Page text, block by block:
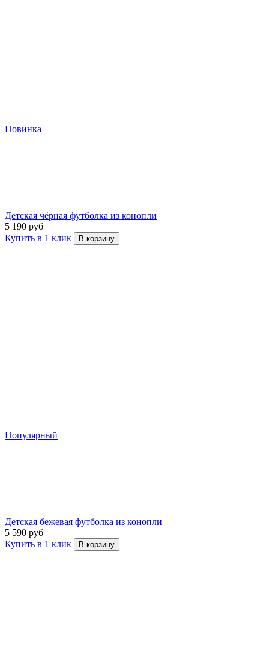
Новинка
Детская чёрная футболка из конопли
5 190 руб
Купить в 1 клик
В корзину
Популярный
Детская бежевая футболка из конопли
5 590 руб
Купить в 1 клик
В корзину